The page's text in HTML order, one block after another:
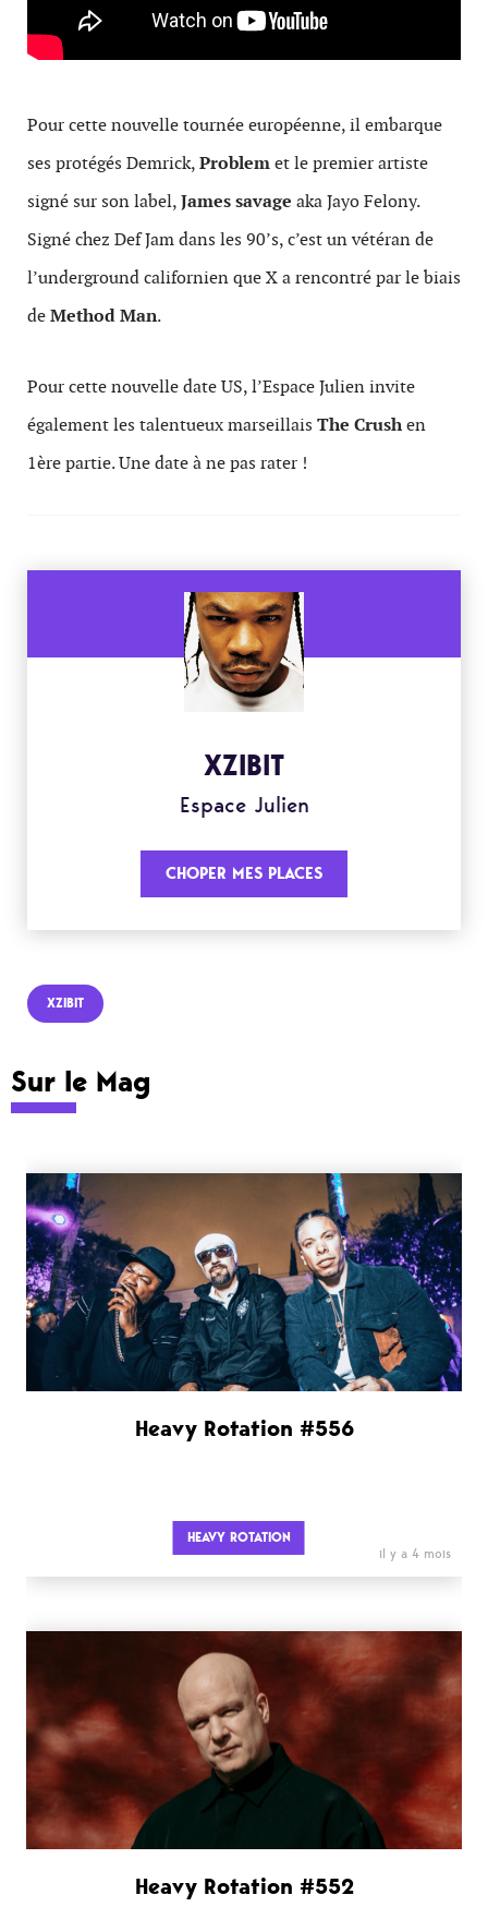
Pour cette nouvelle tournée européenne, il embarque
ses protégés Demrick,Problemet le premier artiste
signé sur son label,James savage aka Jayo Felony.
Signé chez Def Jam dans les 90’s, c’est un vétéran de
l’underground californien que X a rencontré par le biais
deMethod Man.
Pour cette nouvelle date US, l’Espace Julien invite
également les talentueux marseillais The Crushen
1ère partie. Une date à ne pas rater !
XZIBIT
Espace Julien
CHOPER MES PLACES
XZIBIT
Sur le Mag
Heavy Rotation #556
HEAVY ROTATION
il y a 4 mois
Heavy Rotation #552